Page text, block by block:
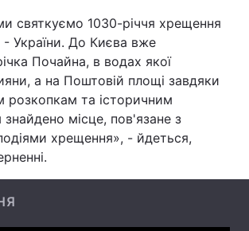
Наука
Лайт
Інциденти
святкуємо 1030-річчя хрещення
- України. До Києва вже
Почайна, в водах якої
а на Поштовій площі завдяки
розкопкам та історичним
місце, пов'язане з
хрещення», - йдеться,